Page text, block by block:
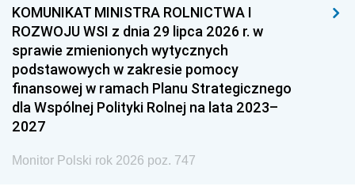
KOMUNIKAT MINISTRA ROLNICTWA I
ROZWOJU WSI z dnia 29 lipca 2026 r. w
sprawie zmienionych wytycznych
podstawowych w zakresie pomocy
finansowej w ramach Planu Strategicznego
dla Wspólnej Polityki Rolnej na lata 2023–
2027
Monitor Polski rok 2026 poz. 747